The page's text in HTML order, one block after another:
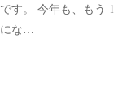
す。 今年も、もう 1
にな…